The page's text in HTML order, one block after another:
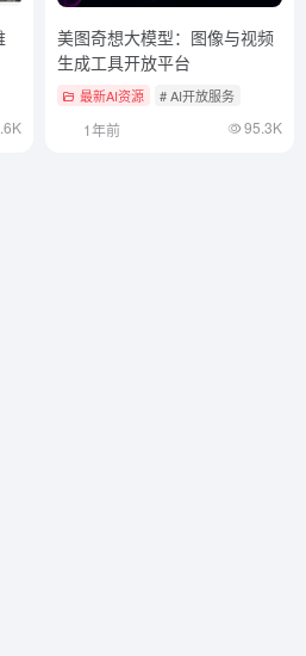
美图奇想大模型：图像与视频
生成工具开放平台
最新AI资源 # AI开放服务
1年前 95.3K